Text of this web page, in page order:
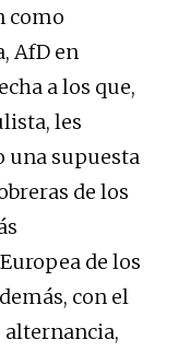
como
AfD en
a los que,
les
una supuesta
de los
de los
con el